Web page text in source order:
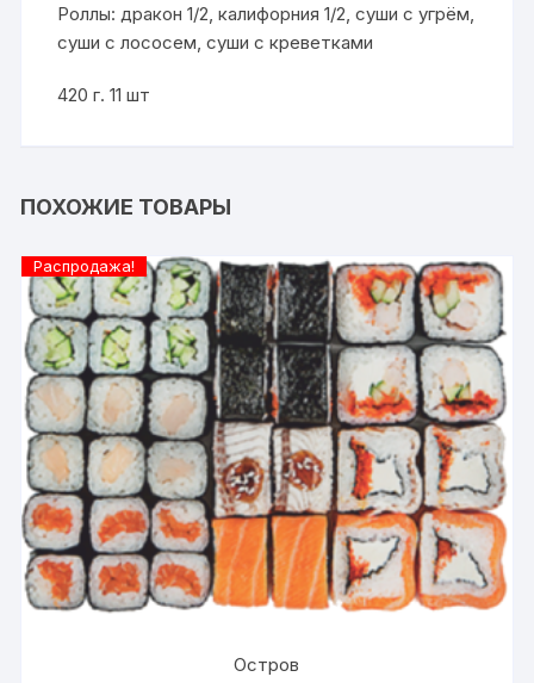
Роллы: дракон 1/2, калифорния 1/2, суши с угрём,
суши с лососем, суши с креветками
420 г. 11 шт
ПОХОЖИЕ ТОВАРЫ
Распродажа!
Остров